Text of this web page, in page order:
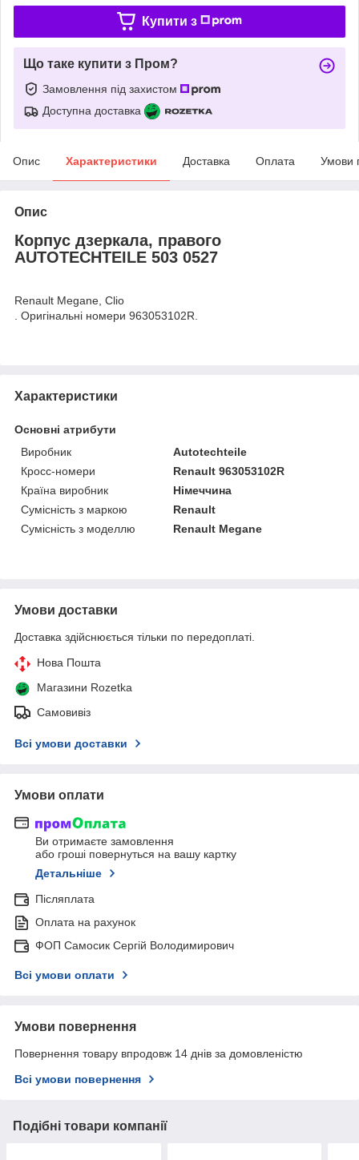
Купити з
Що таке купити з Пром?
Замовлення під захистом
Доступна доставка
Опис Характеристики Доставка Оплата Умови
Опис
Корпус дзеркала, правого
AUTOTECHTEILE 503 0527
Renault Megane, Clio
. Оригінальні номери 963053102R.
Характеристики
Основні атрибути
Виробник
Autotechteile
Кросс-номери
Renault 963053102R
Країна виробник
Німеччина
Сумісність з маркою
Renault
Сумісність з моделлю
Renault Megane
Умови доставки
Доставка здійснюється тільки по передоплаті.
Нова Пошта
Магазини Rozetka
Самовивіз
Всі умови доставки
Умови оплати
Ви отримаєте замовлення
або гроші повернуться на вашу картку
Детальніше
Післяплата
Оплата на рахунок
ФОП Самосик Сергій Володимирович
Всі умови оплати
Умови повернення
Повернення товару впродовж 14 днів за домовленістю
Всі умови повернення
Подібні товари компанії